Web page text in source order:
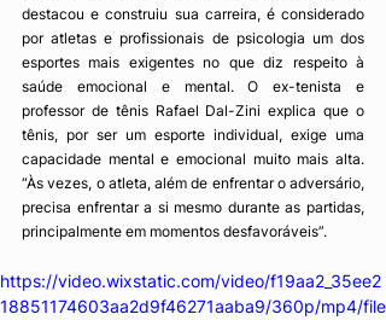
destacou e construiu sua carreira, é considerado
por atletas e profissionais de psicologia um dos
esportes mais exigentes no que diz respeito à
saúde emocional e mental. O ex-tenista e
professor de tênis Rafael Dal-Zini explica que o
tênis, por ser um esporte individual, exige uma
capacidade mental e emocional muito mais alta.
“Às vezes, o atleta, além de enfrentar o adversário,
precisa enfrentar a si mesmo durante as partidas,
principalmente em momentos desfavoráveis”.
https://video.wixstatic.com/video/f19aa2_35ee2
18851174603aa2d9f46271aaba9/360p/mp4/file